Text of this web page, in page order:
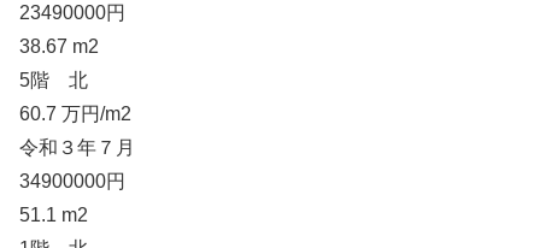
23490000円
38.67 m2
5階 北
60.7 万円/m2
令和３年７月
34900000円
51.1 m2